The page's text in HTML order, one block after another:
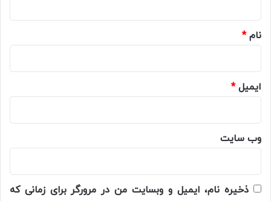
نام*
ایمیل*
وب‌ سایت
ذخیره نام، ایمیل و وبسایت من در مرورگر برای زمانی که